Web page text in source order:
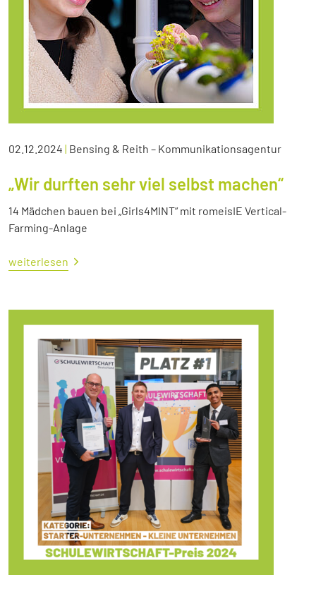
02.12.2024 | Bensing & Reith – Kommunikationsagentur
„Wir durften sehr viel selbst machen“
14 Mädchen bauen bei „Girls4MINT“ mit romeisIE Vertical-
Farming-Anlage
weiterlesen